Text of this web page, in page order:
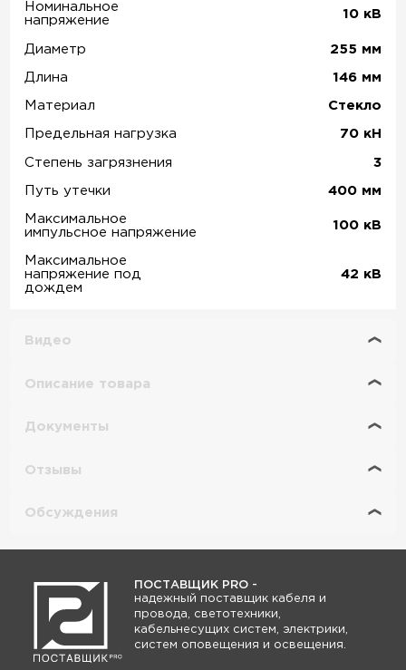
Номинальное
напряжение
10кВ
Диаметр 255 мм
Длина 146мм
Материал Стекло
Предельная нагрузка 70кН
Степень загрязнения 3
Путь утечки 400мм
Максимальное
импульсное напряжение
100кВ
Максимальное
напряжение под
дождем
42 кВ
Видео
Описание товара
Документы
Отзывы
Обсуждения
ПОСТАВЩИК PRO -
надежный поставщик кабеля и
провода, светотехники,
кабельнесущих систем, электрики,
систем оповещения и освещения.